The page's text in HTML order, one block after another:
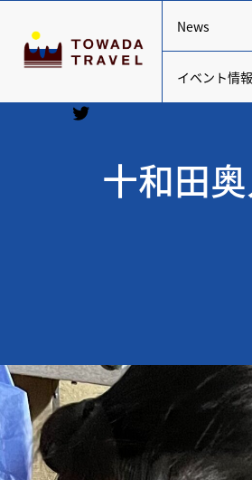
News
イベント情報
十和田